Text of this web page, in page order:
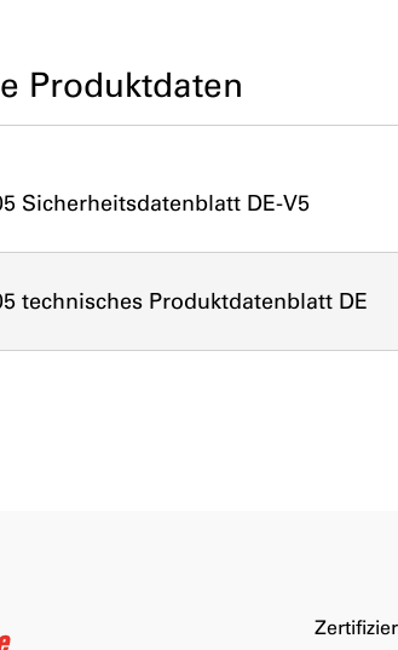
Produktdaten
Sicherheitsdatenblatt DE-V5
technisches Produktdatenblatt DE